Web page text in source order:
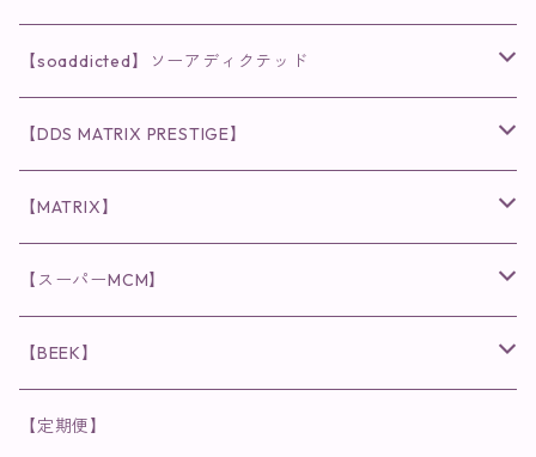
クレンジング・洗顔
化粧水
◉VI PLANTE
リキッド
ディフェンサー
◉ナチュリスティーアクレス
クレンジング
洗顔
◉インナーケア
食品
粒タイプ
◉cocochia
ヘナカラー
ヘアファンデーション
◉美顔器
◉スペシャルケア
◉V3シリーズ
ファンデーション・ベース
クレンジング・洗顔
◉V3 VSPIC C Line
クレンジング・洗顔
化粧水
◉スピケアシリーズ
◉V.O.Sシリーズ
クレンジング・洗顔
化粧水
◉メンズシリーズ
クレンジング・洗顔
◉MESシリーズ
【soaddicted】ソーアディクテッド
ラッシュアディクト
まつ毛用美容液
眉毛用美容液
リップアディクト
唇用美容液
ヘアアディクト
【DDS MATRIX PRESTIGE】
スキンケアシリーズ
美容液
【MATRIX】
スキンケアシリーズ
美容液
洗顔
【スーパーMCM】
インナーケア
【BEEK】
インナーケア
【定期便】